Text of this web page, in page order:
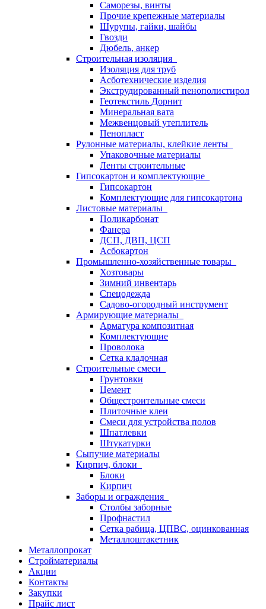
Саморезы, винты
Прочие крепежные материалы
Шурупы, гайки, шайбы
Гвозди
Дюбель, анкер
Строительная изоляция
Изоляция для труб
Асботехнические изделия
Экструдированный пенополистирол
Геотекстиль Дорнит
Минеральная вата
Межвенцовый утеплитель
Пенопласт
Рулонные материалы, клейкие ленты
Упаковочные материалы
Ленты строительные
Гипсокартон и комплектующие
Гипсокартон
Комплектующие для гипсокартона
Листовые материалы
Поликарбонат
Фанера
ДСП, ДВП, ЦСП
Асбокартон
Промышленно-хозяйственные товары
Хозтовары
Зимний инвентарь
Спецодежда
Садово-огородный инструмент
Армирующие материалы
Арматура композитная
Комплектующие
Проволока
Сетка кладочная
Строительные смеси
Грунтовки
Цемент
Общестроительные смеси
Плиточные клеи
Смеси для устройства полов
Шпатлевки
Штукатурки
Сыпучие материалы
Кирпич, блоки
Блоки
Кирпич
Заборы и ограждения
Столбы заборные
Профнастил
Сетка рабица, ЦПВС, оцинкованная
Металлоштакетник
Металлопрокат
Стройматериалы
Акции
Контакты
Закупки
Прайс лист